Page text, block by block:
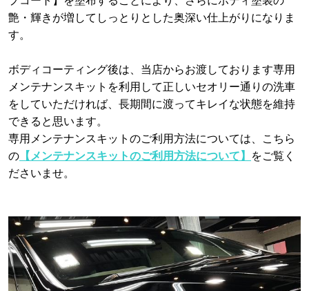
艶・輝きが増してしっとりとした奥深い仕上がりになりま
す。
ボディコーティング後は、当店からお渡しております専用
メンテナンスキットを利用して正しいセオリー通りの洗車
をしていただければ、長期間に渡ってキレイな状態を維持
できると思います。
専用メンテナンスキットのご利用方法については、こちら
の 【メンテナンスキットのご利用方法について】
をご覧く
ださいませ。